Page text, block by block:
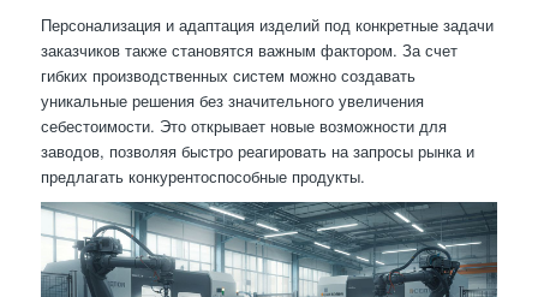
Персонализация и адаптация изделий под конкретные задачи
заказчиков также становятся важным фактором. За счет
гибких производственных систем можно создавать
уникальные решения без значительного увеличения
себестоимости. Это открывает новые возможности для
заводов, позволяя быстро реагировать на запросы рынка и
предлагать конкурентоспособные продукты.